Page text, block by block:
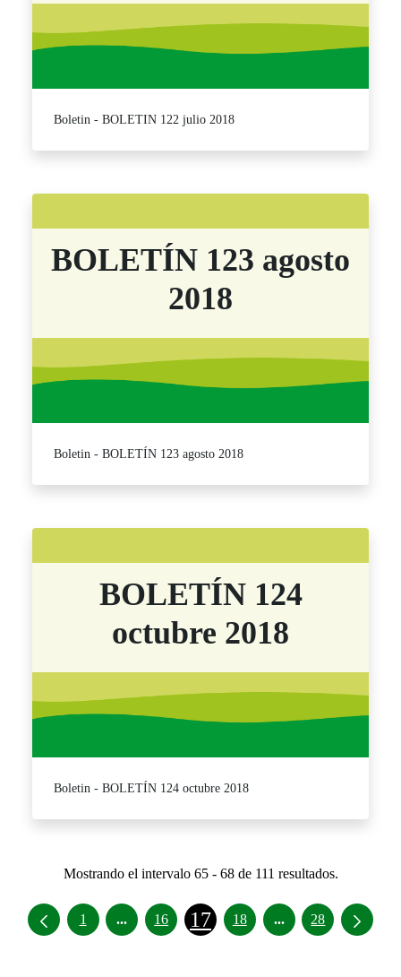
Boletin - BOLETIN 122 julio 2018
BOLETÍN 123 agosto
2018
Boletin - BOLETÍN 123 agosto 2018
BOLETÍN 124
octubre 2018
Boletin - BOLETÍN 124 octubre 2018
Mostrando el intervalo 65 - 68 de 111 resultados.
1 ... Páginas intermedias Use TAB para
16 17 18 ...Páginas
28